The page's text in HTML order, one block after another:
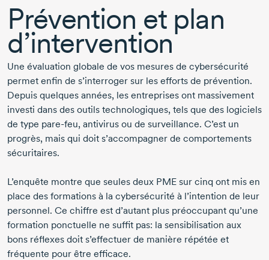
Prévention et plan
d’intervention
Une évaluation globale de vos mesures de cybersécurité
permet enfin de s’interroger sur les efforts de prévention.
Depuis quelques années, les entreprises ont massivement
investi dans des outils technologiques, tels que des logiciels
de type pare-feu, antivirus ou de surveillance. C’est un
progrès, mais qui doit s’accompagner de comportements
sécuritaires.
L’enquête montre que seules deux PME sur cinq ont mis en
place des formations à la cybersécurité à l’intention de leur
personnel. Ce chiffre est d’autant plus préoccupant qu’une
formation ponctuelle ne suffit pas: la sensibilisation aux
bons réflexes doit s’effectuer de manière répétée et
fréquente pour être efficace.